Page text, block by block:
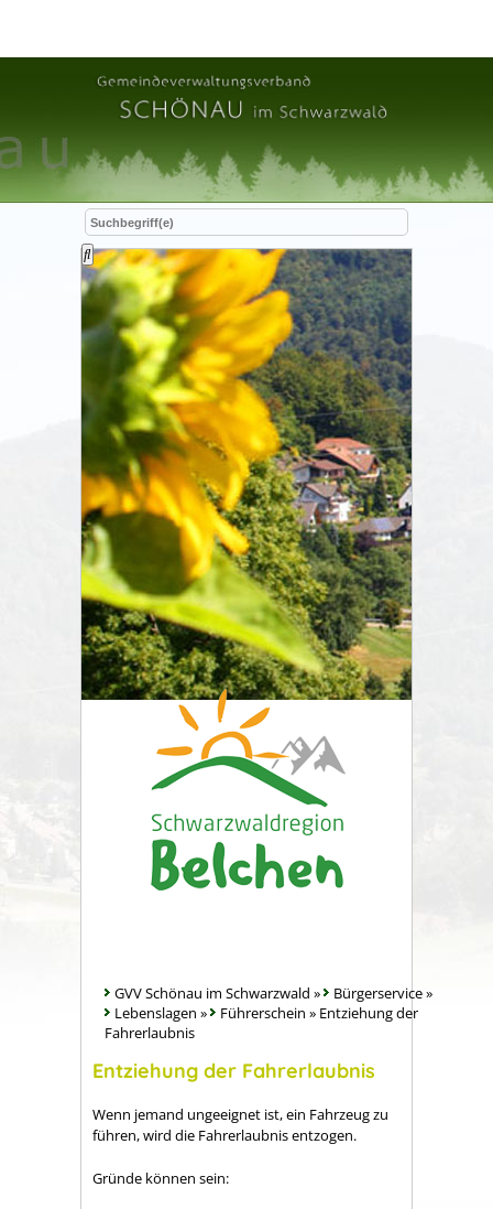
GVV Schönau im Schwarzwald » Bürgerservice»
Lebenslagen » Führerschein » Entziehung der
Fahrerlaubnis
Entziehung der Fahrerlaubnis
Wenn jemand ungeeignet ist, ein Fahrzeug zu
führen, wird die Fahrerlaubnis entzogen.
Gründe können sein: